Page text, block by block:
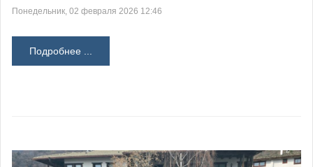
Понедельник, 02 февраля 2026 12:46
Подробнее ...